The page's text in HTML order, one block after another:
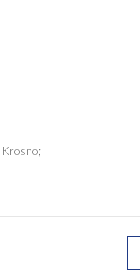
Krosno;